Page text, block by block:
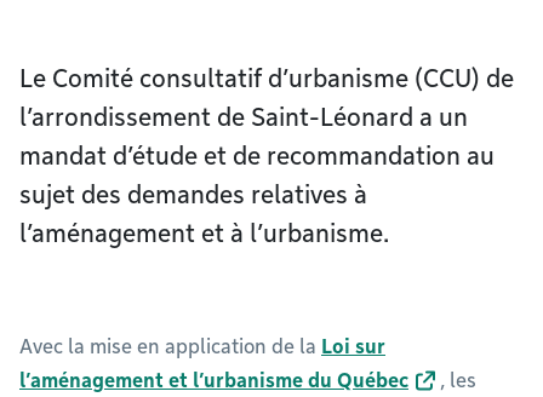
Le Comité consultatif d’urbanisme (CCU) de
l’arrondissement de Saint-Léonard a un
mandat d’étude et de recommandation au
sujet des demandes relatives à
l’aménagement et à l’urbanisme.
Avec la mise en application de la Loi sur
l’aménagement et l’urbanisme du Québec
, les